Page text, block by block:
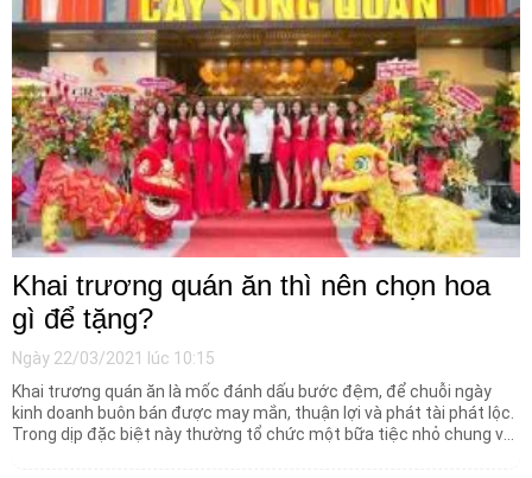
Khai trương quán ăn thì nên chọn hoa
gì để tặng?
Ngày 22/03/2021 lúc 10:15
Khai trương quán ăn là mốc đánh dấu bước đệm, để chuỗi ngày
kinh doanh buôn bán được may mắn, thuận lợi và phát tài phát lộc.
Trong dịp đặc biệt này thường tổ chức một bữa tiệc nhỏ chung vui